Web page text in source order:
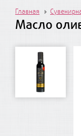
Главная
Масло